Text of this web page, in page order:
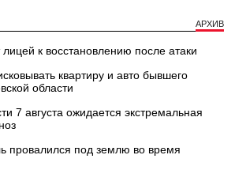
АРХИВ
к восстановлению после атаки
квартиру и авто бывшего
области
7 августа ожидается экстремальная
провалился под землю во время